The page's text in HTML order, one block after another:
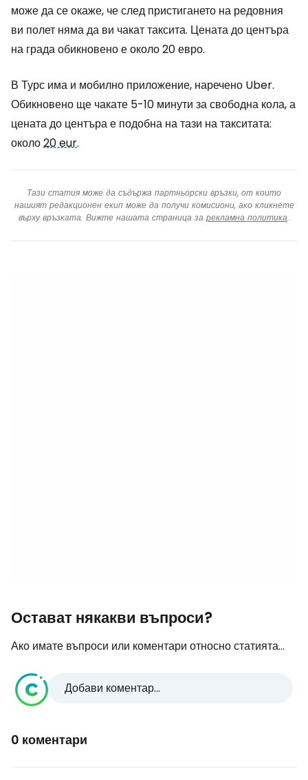
може да се окаже, че след пристигането на редовния
ви полет няма да ви чакат таксита. Цената до центъра
на града обикновено е около 20 евро.
В Турс има и мобилно приложение, наречено Uber.
Обикновено ще чакате 5-10 минути за свободна кола, а
цената до центъра е подобна на тази на такситата:
около20 eur.
Тази статия може да съдържа партньорски връзки, от които
нашият редакционен екип може да получи комисиони, ако кликнете
върху връзката. Вижте нашата страница за рекламна политика.
Остават някакви въпроси?
Ако имате въпроси или коментари относно статията...
Добави коментар...
0 коментари